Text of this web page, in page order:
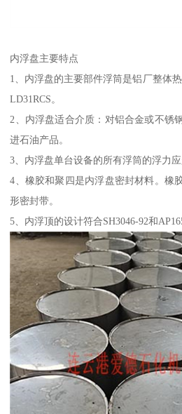
内浮盘主要特点
1、内浮盘的主要部件浮筒是铝厂整体
LD31RCS。
2、内浮盘适合介质：对铝合金或不锈
进石油产品。
3、内浮盘单台设备的所有浮筒的浮力应
4、橡胶和聚四是内浮盘密封材料。橡
形密封带。
5、内浮顶的设计符合SH3046-92和